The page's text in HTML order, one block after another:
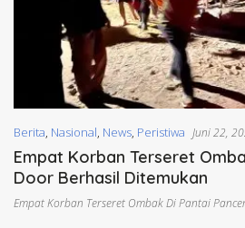
Berita, Nasional, News, Peristiwa Juni 22,
Empat Korban Terseret
Door Berhasil Ditemukan
Empat Korban Terseret Ombak Di Pantai